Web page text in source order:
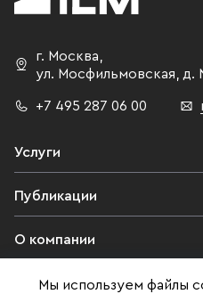
г. Москва
ул. Мосфильмовская,
д.
+7 495 287 06 00
Услуги
Публикации
О компании
Контакты
Мы используем файлы